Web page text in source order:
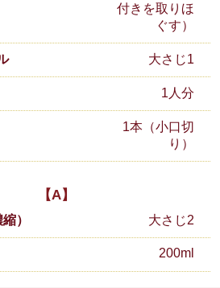
付きを取りほ
ぐす）
大さじ1
1人分
1本（小口切
り）
【A】
） 大さじ2
200ml